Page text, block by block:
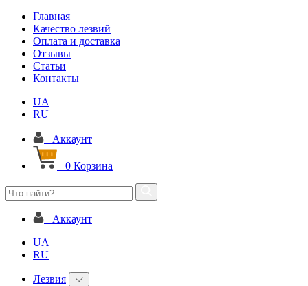
Главная
Качество лезвий
Оплата и доставка
Отзывы
Статьи
Контакты
UA
RU
Аккаунт
0 Корзина
Аккаунт
UA
RU
Лезвия